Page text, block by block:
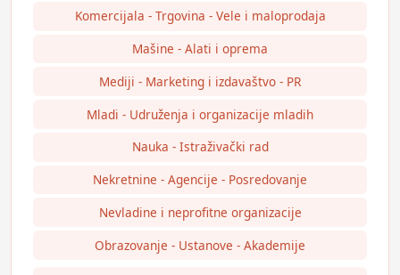
Komercijala - Trgovina - Vele i maloprodaja
Mašine - Alati i oprema
Mediji - Marketing i izdavaštvo - PR
Mladi - Udruženja i organizacije mladih
Nauka - Istraživački rad
Nekretnine - Agencije - Posredovanje
Nevladine i neprofitne organizacije
Obrazovanje - Ustanove - Akademije